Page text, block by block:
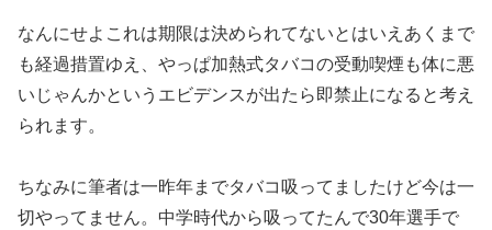
なんにせよこれは期限は決められてないとはいえあくまで
も経過措置ゆえ、やっぱ加熱式タバコの受動喫煙も体に悪
いじゃんかという エビデンスが出たら即禁止になると考え
られます。
ちなみに筆者は一昨年までタバコ吸ってましたけど今は一
切やって ません。中学時代から吸ってたんで30年選手で